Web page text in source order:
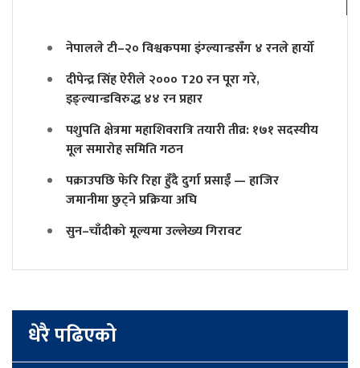
नेपालले टी–२० विश्वकपमा इंग्ल्यान्डसँग ४ रनले हार्यो
दीपेन्द्र सिंह ऐरीले २००० T20 रन पूरा गरे,
इङ्ल्यान्डविरुद्ध ४४ रन प्रहार
पशुपति क्षेत्रमा महाशिवरात्रि तयारी तीव्र: १७१ सदस्यीय
मूल समारोह समिति गठन
पक्राउपछि फेरि रिहा हुँदै दुर्गा प्रसाईं — हाजिर
जमानीमा छुट्ने प्रक्रिया अघि
सुन–चाँदीको मूल्यमा उल्लेख्य गिरावट
धेरै पढिएको